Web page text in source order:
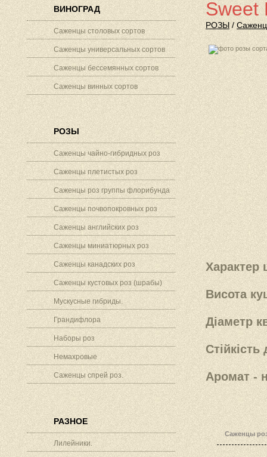
ВИНОГРАД
Саженцы столовых сортов
Саженцы универсальных сортов
Саженцы бессемянных сортов
Саженцы винных сортов
РОЗЫ
Саженцы чайно-гибридных роз
Саженцы плетистых роз
Саженцы роз группы флорибунда
Саженцы почвопокровных роз
Саженцы английских роз
Саженцы миниатюрных роз
Саженцы канадских роз
Саженцы кустовых роз (шрабы)
Мускусные гибриды.
Грандифлора
Наборы роз
Немахровые
Саженцы спрей роз.
РАЗНОЕ
Лилейники.
Sweet
РОЗЫ/
Характер
Висота
Діаметр
Аромат -
Саженцы